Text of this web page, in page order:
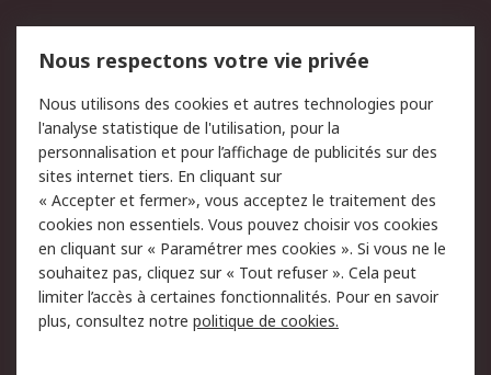
du site
Politique de protection
des données - Mise à
jour
Sécurité des E-mails
Conditions générales
de vente
Politique anti-
corruption
Campagnes marketing
A propos de RS
Nous respectons votre vie privée
Nous utilisons des cookies et autres technologies pour
l'analyse statistique de l'utilisation, pour la
personnalisation et pour l’affichage de publicités sur des
sites internet tiers. En cliquant sur
« Accepter et fermer», vous acceptez le traitement des
cookies non essentiels. Vous pouvez choisir vos cookies
en cliquant sur « Paramétrer mes cookies ». Si vous ne le
souhaitez pas, cliquez sur « Tout refuser ». Cela peut
limiter l’accès à certaines fonctionnalités. Pour en savoir
plus, consultez notre politique de cookies.